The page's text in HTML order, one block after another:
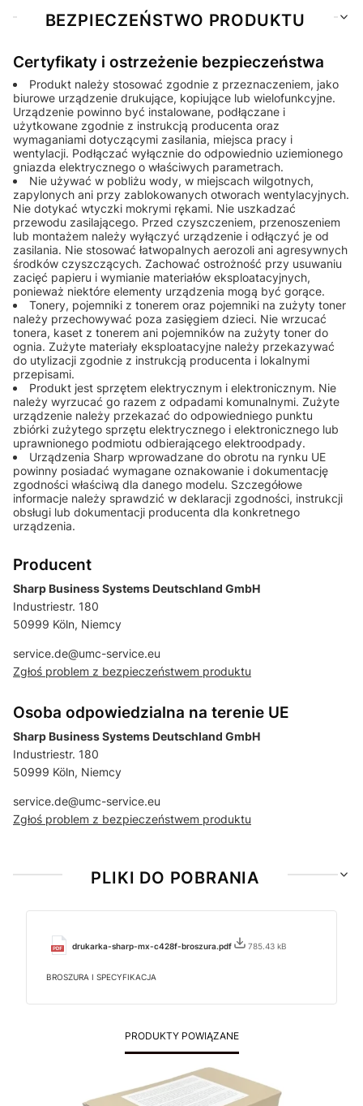
BEZPIECZEŃSTWO PRODUKTU
Certyfikaty i ostrzeżenie bezpieczeństwa
Produkt należy stosować zgodnie z przeznaczeniem, jako
biurowe urządzenie drukujące, kopiujące lub wielofunkcyjne.
Urządzenie powinno być instalowane, podłączane i
użytkowane zgodnie z instrukcją producenta oraz
wymaganiami dotyczącymi zasilania, miejsca pracy i
wentylacji. Podłączać wyłącznie do odpowiednio uziemionego
gniazda elektrycznego o właściwych parametrach.
Nie używać w pobliżu wody, w miejscach wilgotnych,
zapylonych ani przy zablokowanych otworach wentylacyjnych.
Nie dotykać wtyczki mokrymi rękami. Nie uszkadzać
przewodu zasilającego. Przed czyszczeniem, przenoszeniem
lub montażem należy wyłączyć urządzenie i odłączyć je od
zasilania. Nie stosować łatwopalnych aerozoli ani agresywnych
środków czyszczących. Zachować ostrożność przy usuwaniu
zacięć papieru i wymianie materiałów eksploatacyjnych,
ponieważ niektóre elementy urządzenia mogą być gorące.
Tonery, pojemniki z tonerem oraz pojemniki na zużyty toner
należy przechowywać poza zasięgiem dzieci. Nie wrzucać
tonera, kaset z tonerem ani pojemników na zużyty toner do
ognia. Zużyte materiały eksploatacyjne należy przekazywać
do utylizacji zgodnie z instrukcją producenta i lokalnymi
przepisami.
Produkt jest sprzętem elektrycznym i elektronicznym. Nie
należy wyrzucać go razem z odpadami komunalnymi. Zużyte
urządzenie należy przekazać do odpowiedniego punktu
zbiórki zużytego sprzętu elektrycznego i elektronicznego lub
uprawnionego podmiotu odbierającego elektroodpady.
Urządzenia Sharp wprowadzane do obrotu na rynku UE
powinny posiadać wymagane oznakowanie i dokumentację
zgodności właściwą dla danego modelu. Szczegółowe
informacje należy sprawdzić w deklaracji zgodności, instrukcji
obsługi lub dokumentacji producenta dla konkretnego
urządzenia.
Producent
Sharp Business Systems Deutschland GmbH
Industriestr. 180
50999 Köln, Niemcy
service.de@umc-service.eu
Zgłoś problem z bezpieczeństwem produktu
Osoba odpowiedzialna na terenie UE
Sharp Business Systems Deutschland GmbH
Industriestr. 180
50999 Köln, Niemcy
service.de@umc-service.eu
Zgłoś problem z bezpieczeństwem produktu
PLIKI DO POBRANIA
drukarka-sharp-mx-c428f-broszura.pdf 785.43 kB
BROSZURA I SPECYFIKACJA
PRODUKTY POWIĄZANE